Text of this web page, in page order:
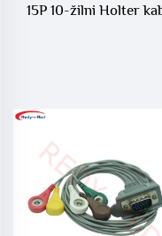
15P 10-žilni Holter